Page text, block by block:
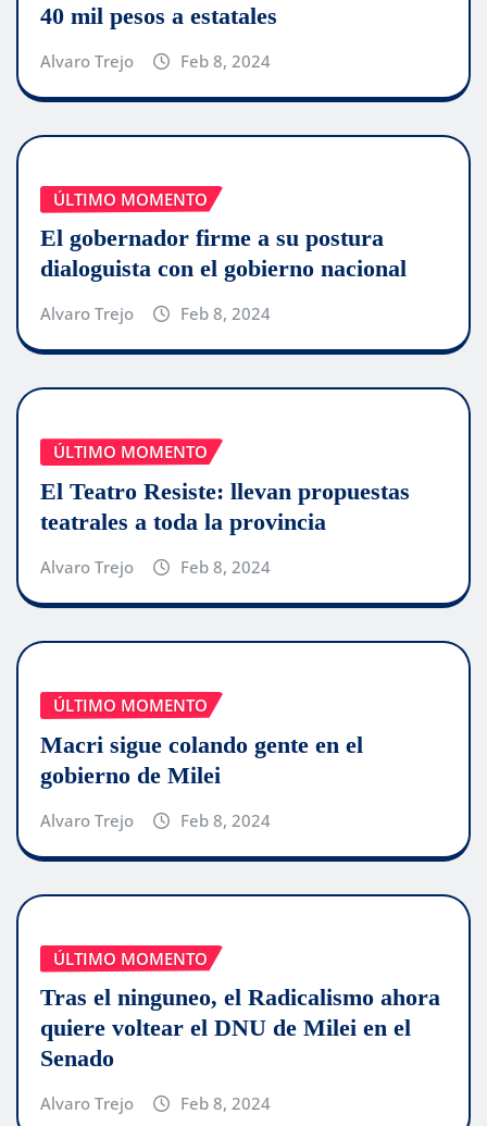
40 mil pesos a estatales
Alvaro Trejo Feb 8, 2024
ÚLTIMO MOMENTO
El gobernador firme a su postura
dialoguista con el gobierno nacional
Alvaro Trejo Feb 8, 2024
ÚLTIMO MOMENTO
El Teatro Resiste: llevan propuestas
teatrales a toda la provincia
Alvaro Trejo Feb 8, 2024
ÚLTIMO MOMENTO
Macri sigue colando gente en el
gobierno de Milei
Alvaro Trejo Feb 8, 2024
ÚLTIMO MOMENTO
Tras el ninguneo, el Radicalismo ahora
quiere voltear el DNU de Milei en el
Senado
Alvaro Trejo Feb 8, 2024